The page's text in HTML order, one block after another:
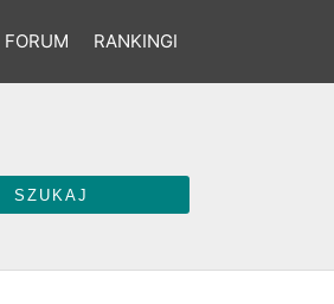
FORUM RANKINGI